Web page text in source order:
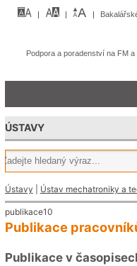
Podpora a poradenství na FM a
ÚSTAVY
Ústavy Ústav mechatroniky a
publikace10
Publikace
Publikace v